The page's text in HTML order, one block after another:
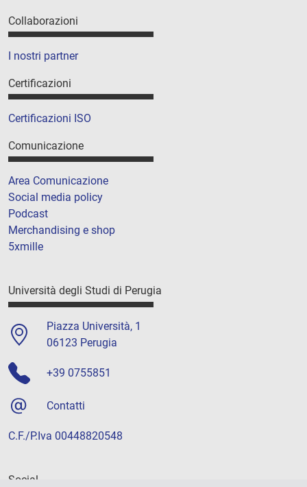
Collaborazioni
I nostri partner
Certificazioni
Certificazioni ISO
Comunicazione
Area Comunicazione
Social media policy
Podcast
Merchandising e shop
5xmille
Università degli Studi di Perugia
Piazza Università, 1
06123 Perugia
+39 0755851
Contatti
C.F./P.Iva 00448820548
Social